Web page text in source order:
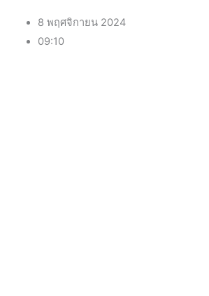
8 พฤศจิกายน 2024
09:10